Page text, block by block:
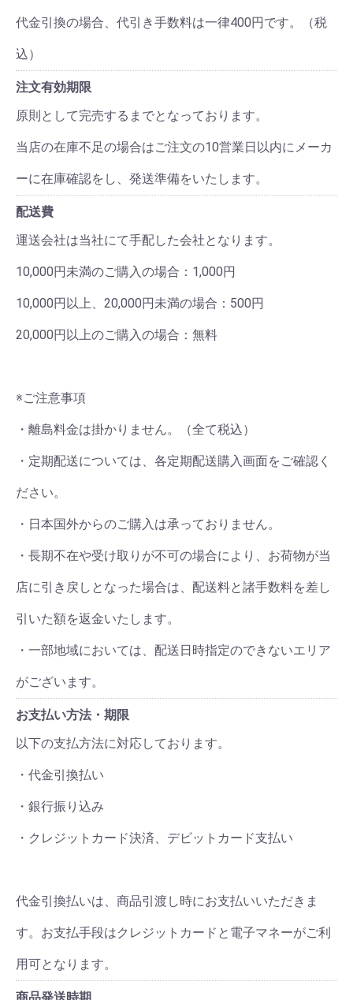
代金引換の場合、代引き手数料は一律400円です。（税
込）
注文有効期限
原則として完売するまでとなっております。
当店の在庫不足の場合はご注文の10営業日以内にメーカ
ーに在庫確認をし、発送準備をいたします。
配送費
運送会社は当社にて手配した会社となります。
10,000円未満のご購入の場合：1,000円
10,000円以上、20,000円未満の場合：500円
20,000円以上のご購入の場合：無料
※ご注意事項
・離島料金は掛かりません。（全て税込）
・定期配送については、各定期配送購入画面をご確認く
ださい。
・日本国外からのご購入は承っておりません。
・長期不在や受け取りが不可の場合により、お荷物が当
店に引き戻しとなった場合は、配送料と諸手数料を差し
引いた額を返金いたします。
・一部地域においては、配送日時指定のできないエリア
がございます。
お支払い方法・期限
以下の支払方法に対応しております。
・代金引換払い
・銀行振り込み
・クレジットカード決済、デビットカード支払い
代金引換払いは、商品引渡し時にお支払いいただきま
す。お支払手段はクレジットカードと電子マネーがご利
用可となります。